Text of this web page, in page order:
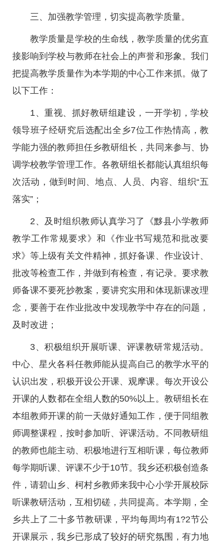
三、加强教学管理，切实提高教学质量。
教学质量是学校的生命线，教学质量的优劣直
接影响到学校与教师在社会上的声誉和形象。我们
把提高教学质量作为本学期的中心工作来抓。做了
以下工作：
1、重视、抓好教研组建设，一开学初，学校
领导班子经研究后选配出全乡7位工作热情高，教
学能力强的教师担任乡教研组长，共同来参与、协
调学校教学管理工作。各教研组长都能认真组织每
次活动，做到时间、地点、人员、内容、组织“五
落实”；
2、及时组织教师认真学习了《黟县小学教师
教学工作常规要求》和《作业书写规范和批改要
求》等上级有关文件精神，抓好备课、作业设计、
批改等检查工作，并做到有检查，有记录。要求教
师备课不要死抄教案，要讲究实用和体现新课改理
念，要善于在作业批改中发现教学中存在的问题，
及时改进；
3、积极组织开展听课、评课教研常规活动。
中心、星火各科任教师能从提高自己的教学水平的
认识出发，积极开设公开课、观摩课。每次开设公
开课的人数都在全组人数的50%以上。教研组长在
本组教师开课的前一天做好通知工作，便于同组教
师调整课程，按时参加听、评课活动。不同教研组
的教师也能主动、积极地进行互相听课，每位教师
每学期听课、评课不少于10节。我乡还积极创造条
件，请碧山乡、柯村乡教师来我中心小学开展校际
听课教研活动，互相切磋，共同提高。本学期，全
乡共上了二十多节教研课，平均每周均有1?2节公
开课展示，我乡已形成了较好的研究氛围，有力地